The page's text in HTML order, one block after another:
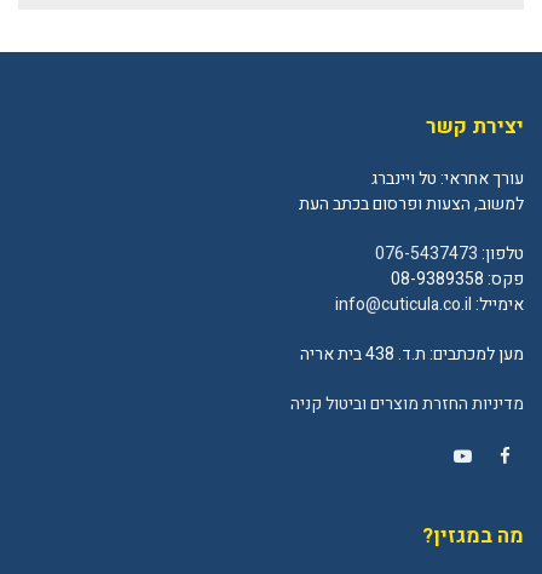
יצירת קשר
עורך אחראי: טל ויינברג
למשוב, הצעות ופרסום בכתב העת
טלפון:076-5437473
פקס: 08-9389358
אימייל:info@cuticula.co.il
מען למכתבים: ת.ד. 438 בית אריה
מדיניות החזרת מוצרים וביטול קניה
מה במגזין?